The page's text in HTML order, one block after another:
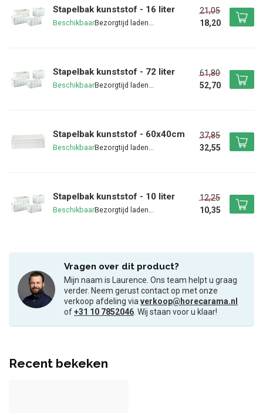
Stapelbak kunststof - 16 liter
Beschikbaar
21,05
18,20
Stapelbak kunststof - 72 liter
Beschikbaar
61,80
52,70
Stapelbak kunststof - 60x40cm
Beschikbaar
37,85
32,55
Stapelbak kunststof - 10 liter
Beschikbaar
12,25
10,35
Vragen over dit product?
Mijn naam is Laurence. Ons team helpt u graag
verder. Neem gerust contact op met onze
verkoop afdeling viaverkoop@horecarama.nl
of+31 10 7852046. Wij staan voor u klaar!
Recent bekeken